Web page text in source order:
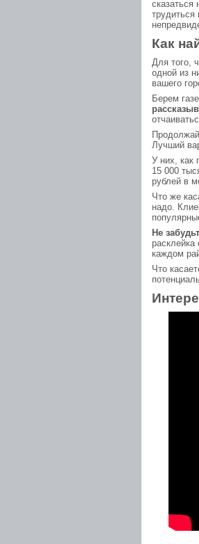
трудиться
Как
Для того,
одной из
вашего
Берем
Лучший
У них, как
15 000
рублей в
Что же
надо.
Не
каждом
Что